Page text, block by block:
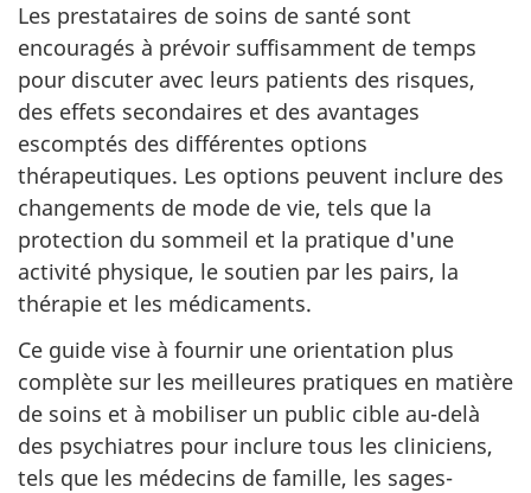
Les prestataires de soins de santé sont
encouragés à prévoir suffisamment de temps
pour discuter avec leurs patients des risques,
des effets secondaires et des avantages
escomptés des différentes options
thérapeutiques. Les options peuvent inclure des
changements de mode de vie, tels que la
protection du sommeil et la pratique d'une
activité physique, le soutien par les pairs, la
thérapie et les médicaments.
Ce guide vise à fournir une orientation plus
complète sur les meilleures pratiques en matière
de soins et à mobiliser un public cible au-delà
des psychiatres pour inclure tous les cliniciens,
tels que les médecins de famille, les sages-